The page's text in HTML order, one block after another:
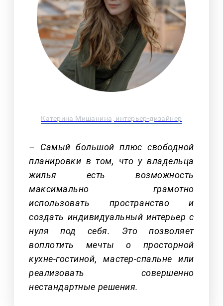
Катерина Мишанина, интерьер-дизайнер
– Самый большой плюс свободной
планировки в том, что у владельца
жилья есть возможность
максимально грамотно
использовать пространство и
создать индивидуальный интерьер с
нуля под себя. Это позволяет
воплотить мечты о просторной
кухне-гостиной, мастер-спальне или
реализовать совершенно
нестандартные решения.